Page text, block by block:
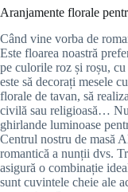
Aranjamente florale
Când vine vorba de
Este floarea noastră
pe culorile roz și roșu,
este să decorați mesele
florale de tavan, să
civilă sau religioasă… Nu
ghirlande luminoase
Centrul nostru de masă
romantică a nunții dvs.
asigură o combinație
sunt cuvintele cheie ale